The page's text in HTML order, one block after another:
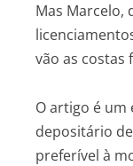
Mas Marcelo,
vão as costas
O artigo é um
depositário
preferível à